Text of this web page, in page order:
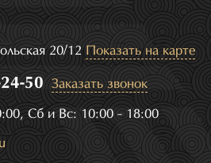
20/12 Показать на карте
50 Заказать звонок
Сб и Вс: 10:00 - 18:00